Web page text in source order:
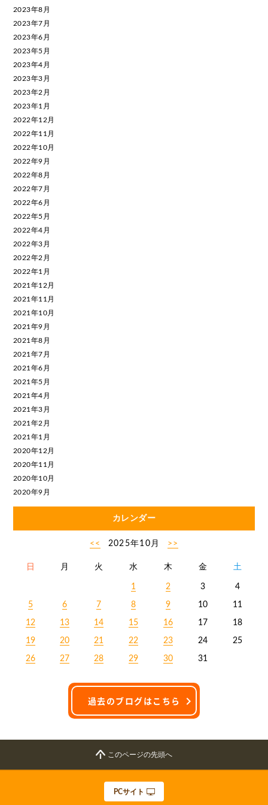
2023年8月
2023年7月
2023年6月
2023年5月
2023年4月
2023年3月
2023年2月
2023年1月
2022年12月
2022年11月
2022年10月
2022年9月
2022年8月
2022年7月
2022年6月
2022年5月
2022年4月
2022年3月
2022年2月
2022年1月
2021年12月
2021年11月
2021年10月
2021年9月
2021年8月
2021年7月
2021年6月
2021年5月
2021年4月
2021年3月
2021年2月
2021年1月
2020年12月
2020年11月
2020年10月
2020年9月
カレンダー
<< 2025年10月 >>
日 月 火 水 木 金 土
1 2 3 4
5 6 7 8 9 10 11
12 13 14 15 16 17 18
19 20 21 22 23 24 25
26 27 28 29 30 31
過去のブログはこちら
このページの先頭へ
PCサイト